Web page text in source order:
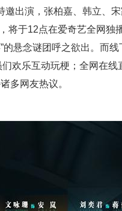
邀出演，张柏嘉、韩立、
将于12点在爱奇艺全网独
悬念谜团呼之欲出。而
欢乐互动玩梗；全网在线
多网友热议。